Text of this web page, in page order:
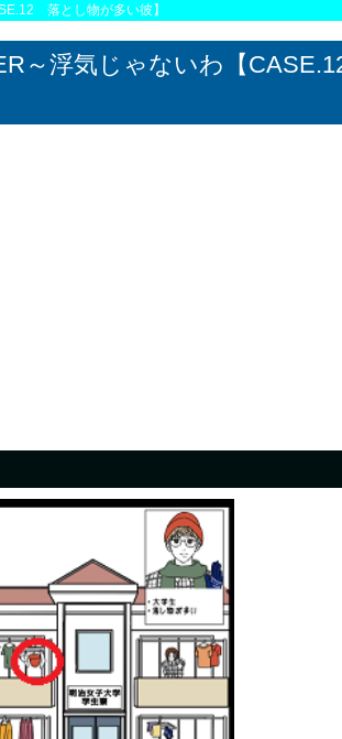
落とし物が多い彼】
～浮気じゃないわ【